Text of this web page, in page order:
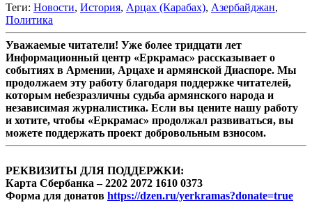
Теги: Новости, История, Арцах (Карабах), Азербайджан,
Политика
Уважаемые читатели! Уже более тридцати лет
Информационный центр «Еркрамас» рассказывает о
событиях в Армении, Арцахе и армянской Диаспоре. Мы
продолжаем эту работу благодаря поддержке читателей,
которым небезразличны судьба армянского народа и
независимая журналистика. Если вы цените нашу работу
и хотите, чтобы «Еркрамас» продолжал развиваться, вы
можете поддержать проект добровольным взносом.
РЕКВИЗИТЫ ДЛЯ ПОДДЕРЖКИ:
Карта Сбербанка – 2202 2072 1610 0373
Форма для донатов https://dzen.ru/yerkramas?donate=true